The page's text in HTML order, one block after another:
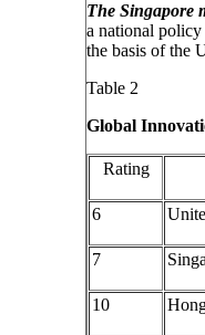
The Singapore
a national
the basis of the
Table 2
Global
Rating
6
7
10